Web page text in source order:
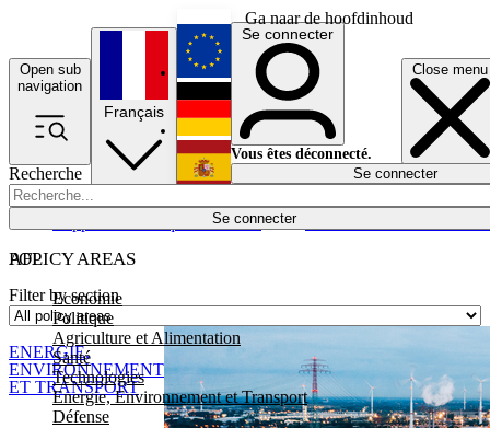
Ga naar de hoofdinhoud
Open sub
navigation
Close menu
Recherche
Se connecter
POLICY AREAS
Economie
Politique
Agriculture et Alimentation
Santé
Technologies
Energie, Environnement et Transport
Défense
Économie
Français
English
Deutsch
Español
Se connecter
Vous êtes déconnecté.
Se connecter
AFP
Filter by section
ENERGIE,
ENVIRONNEMENT
ET TRANSPORT